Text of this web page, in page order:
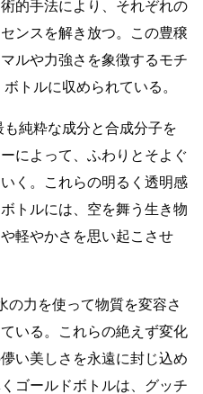
的手法により、それぞれの
ンスを解き放つ。この豊穣
ルや力強さを象徴するモチ
トルに収められている。
も純粋な成分と合成分子を
によって、ふわりとそよぐ
く。これらの明るく透明感
トルには、空を舞う生き物
軽やかさを思い起こさせ
の力を使って物質を変容さ
いる。これらの絶えず変化
い美しさを永遠に封じ込め
ゴールドボトルは、グッチ